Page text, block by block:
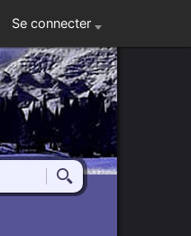
Se connecter
Rechercher